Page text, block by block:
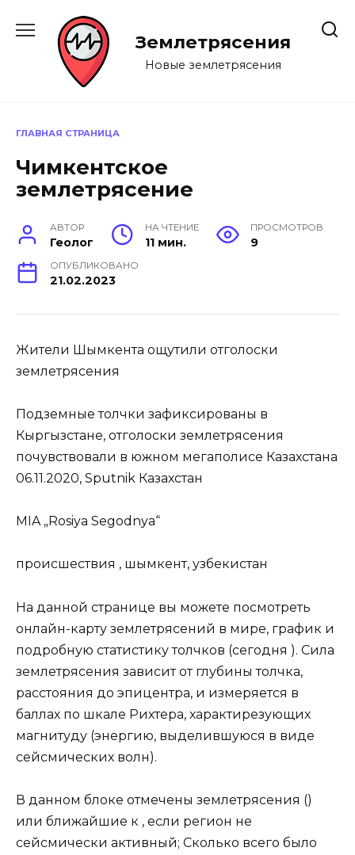
содержанию
Землетрясения
Новые землетрясения
ГЛАВНАЯ СТРАНИЦА
Чимкентское
землетрясение
АВТОР
Геолог
НА ЧТЕНИЕ
11 мин.
ПРОСМОТРОВ
9
ОПУБЛИКОВАНО
21.02.2023
Жители Шымкента ощутили отголоски
землетрясения
Подземные толчки зафиксированы в
Кыргызстане, отголоски землетрясения
почувствовали в южном мегаполисе Казахстана
06.11.2020, Sputnik Казахстан
MIA „Rosiya Segodnya“
происшествия , шымкент, узбекистан
На данной странице вы можете посмотреть
онлайн-карту землетрясений в мире, график и
подробную статистику толчков (сегодня ). Сила
землетрясения зависит от глубины толчка,
расстояния до эпицентра, и измеряется в
баллах по шкале Рихтера, характирезующих
магнитуду (энергию, выделившуюся в виде
сейсмических волн).
В данном блоке отмечены землетрясения ()
или ближайшие к , если регион не
сейсмически активный; Сколько всего было